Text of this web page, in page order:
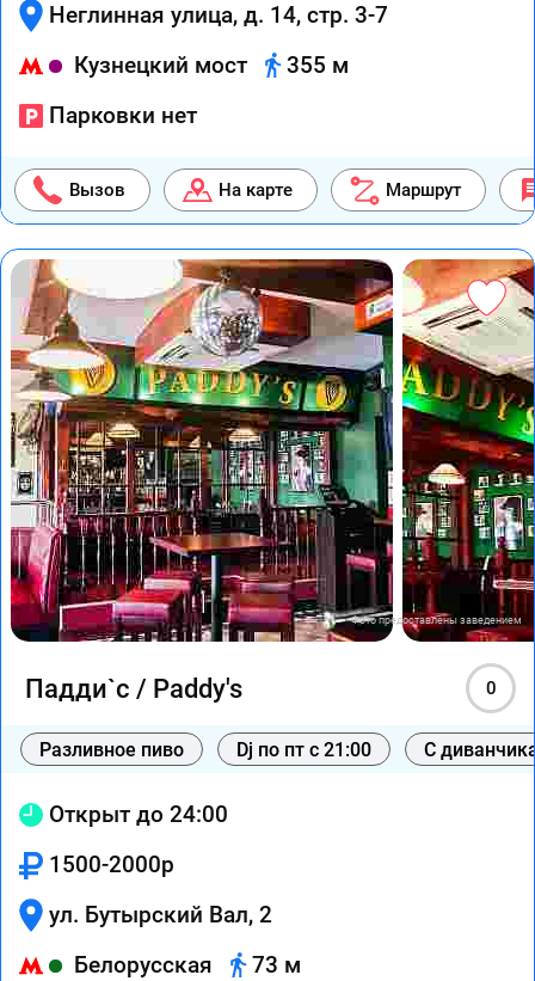
Неглинная улица, д. 14, стр. 3-7
Кузнецкий мост
355 м
Парковки нет
Вызов На карте Маршрут
Фото предоставлены заведением
Падди`с / Paddy's 0
Разливное пиво Dj по пт с 21:00 С
Открыт до 24:00
1500-2000р
ул. Бутырский Вал, 2
Белорусская
73 м